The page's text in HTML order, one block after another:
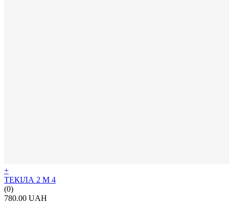
+
ТЕКІЛА 2 М 4
(0)
780.00 UAH